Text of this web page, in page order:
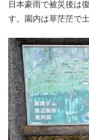
日本豪雨で被災後は
す。園内は草茫茫で